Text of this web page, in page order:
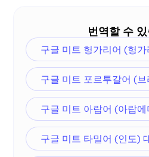
번역할 수
구글 미트 헝가리어 (헝
구글 미트 포르투갈어 (
구글 미트 아랍어 (아랍
구글 미트 타밀어 (인도)